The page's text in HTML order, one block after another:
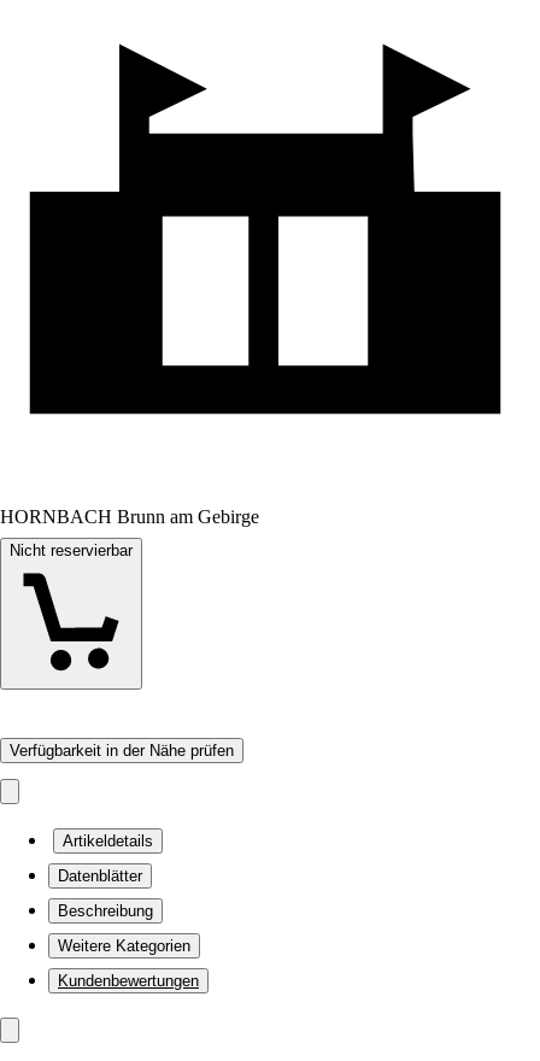
HORNBACH Brunn am Gebirge
Nicht reservierbar
Verfügbarkeit in der Nähe prüfen
Artikeldetails
Datenblätter
Beschreibung
Weitere Kategorien
Kundenbewertungen